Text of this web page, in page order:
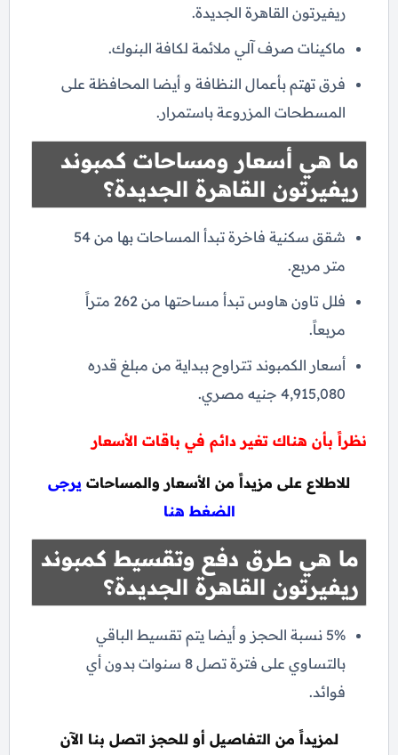
ريفيرتون القاهرة الجديدة.
ماكينات صرف آلي ملائمة لكافة البنوك.
فرق تهتم بأعمال النظافة و أيضا المحافظة على
المسطحات المزروعة باستمرار.
ما هي أسعار ومساحات كمبوند
ريفيرتون القاهرة الجديدة؟
شقق سكنية فاخرة تبدأ المساحات بها من 54
متر مربع.
فلل تاون هاوس تبدأ مساحتها من 262 متراً
مربعاً.
أسعار الكمبوند تتراوح ببداية من مبلغ قدره
4,915,080 جنيه مصري.
نظراً بأن هناك تغير دائم في باقات الأسعار
للاطلاع على مزيداً من الأسعار والمساحات يرجى
الضغط هنا
ما هي طرق دفع وتقسيط كمبوند
ريفيرتون القاهرة الجديدة؟
5% نسبة الحجز و أيضا يتم تقسيط الباقي
بالتساوي على فترة تصل 8 سنوات بدون أي
فوائد.
لمزيداً من التفاصيل أو للحجز اتصل بنا الآن